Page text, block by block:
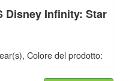
Disney Infinity: Star
Colore del prodotto: